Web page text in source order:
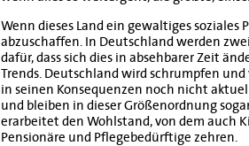
Wenn dieses Land ein gewaltiges soziales
abzuschaffen. In Deutschland werden
dafür, dass sich dies in absehbarer Zeit
Trends. Deutschland wird schrumpfen und
in seinen Konsequenzen noch nicht
und bleiben in dieser Größenordnung
erarbeitet den Wohlstand, von dem auch
Pensionäre und Pflegebedürftige zehren.